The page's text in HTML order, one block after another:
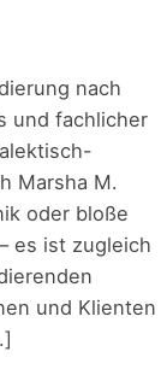
nach
und fachlicher
Marsha M.
oder bloße
es ist zugleich
und Klienten